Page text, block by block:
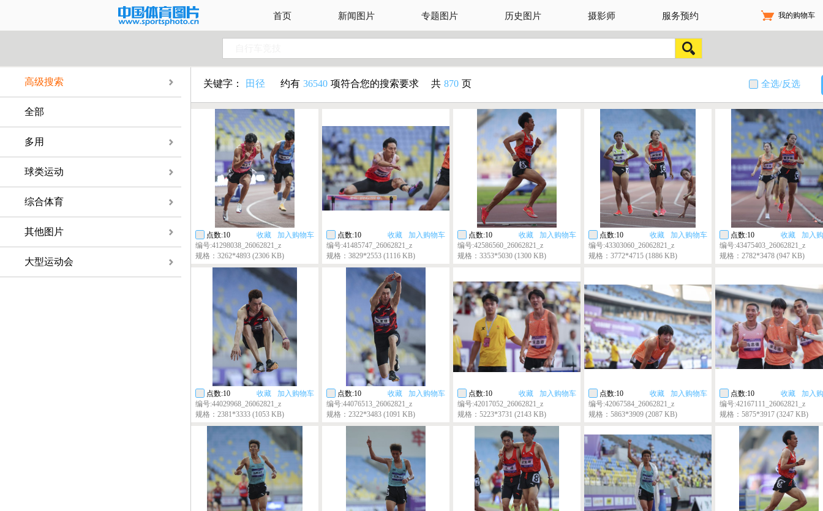
首页 新闻图片 专题图片 历史图片 摄影师 服务预约 我的购物车
高级搜索
全部
多用
球类运动
综合体育
其他图片
大型运动会
关键字： 田径 约有 36540 项符合您的搜索要求 共 870 页 全选/反选
收藏 加入购物车
点数:10
编号:41298038_26062821_z
规格：3262*4893 (2306 KB)
收藏 加入购物车
点数:10
编号:41485747_26062821_z
规格：3829*2553 (1116 KB)
收藏 加入购物车
点数:10
编号:42586560_26062821_z
规格：3353*5030 (1300 KB)
收藏 加入购物车
点数:10
编号:43303060_26062821_z
规格：3772*4715 (1886 KB)
收藏 加入
点数:10
编号:43475403_26062821_z
规格：2782*3478 (947 KB)
收藏 加入购物车
点数:10
编号:44029968_26062821_z
规格：2381*3333 (1053 KB)
收藏 加入购物车
点数:10
编号:44076513_26062821_z
规格：2322*3483 (1091 KB)
收藏 加入购物车
点数:10
编号:42017052_26062821_z
规格：5223*3731 (2143 KB)
收藏 加入购物车
点数:10
编号:42067584_26062821_z
规格：5863*3909 (2087 KB)
收藏 加入
点数:10
编号:42167111_26062821_z
规格：5875*3917 (3247 KB)